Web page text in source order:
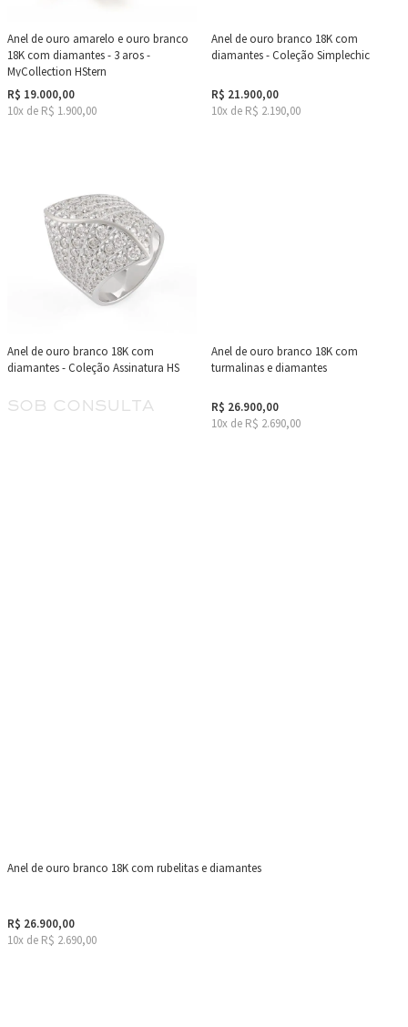
Anel de ouro amarelo e ouro branco
18K com diamantes - 3 aros -
MyCollection HStern
R$ 19.000,00
10x de R$ 1.900,00
Anel de ouro branco 18K com
diamantes - Coleção Simplechic
R$ 21.900,00
10x de R$ 2.190,00
Anel de ouro branco 18K com
diamantes - Coleção Assinatura HS
Sob Consulta
Anel de ouro branco 18K com
turmalinas e diamantes
R$ 26.900,00
10x de R$ 2.690,00
Anel de ouro branco 18K com rubelitas e diamantes
R$ 26.900,00
10x de R$ 2.690,00